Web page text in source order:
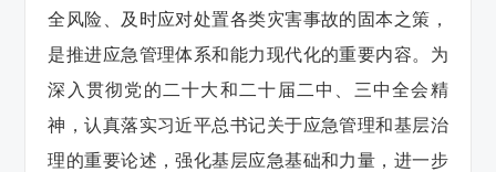
全风险、及时应对处置各类灾害事故的固本之策，
是推进应急管理体系和能力现代化的重要内容。为
深入贯彻党的二十大和二十届二中、三中全会精
神，认真落实习近平总书记关于应急管理和基层治
理的重要论述，强化基层应急基础和力量，进一步